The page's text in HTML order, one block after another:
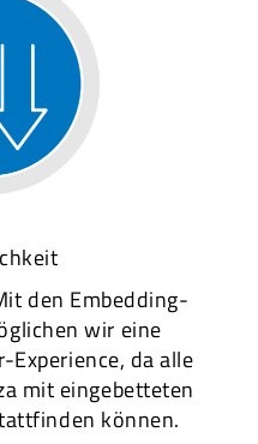
den Embedding-
wir eine
Experience, da alle
mit eingebetteten
können.